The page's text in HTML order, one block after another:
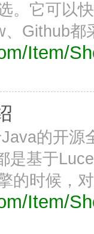
。它可以
、Github都
Item/
的开
是基于
的时候，
Item/